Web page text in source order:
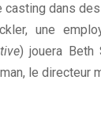
dans
une
) jouera Beth
le directeur